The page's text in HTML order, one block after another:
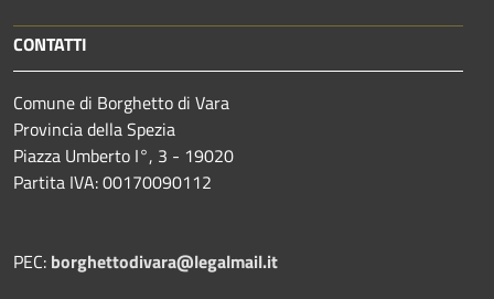
CONTATTI
Comune di Borghetto di Vara
Provincia della Spezia
Piazza Umberto I°, 3 - 19020
Partita IVA: 00170090112
PEC: borghettodivara@legalmail.it